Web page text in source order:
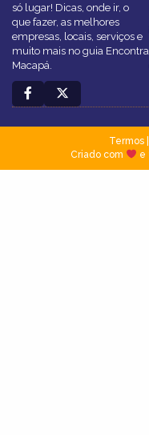
só lugar! Dicas, onde ir, o
que fazer, as melhores
empresas, locais, serviços e
muito mais no guia Encontra
Macapá.
Termos|
Criado com
e